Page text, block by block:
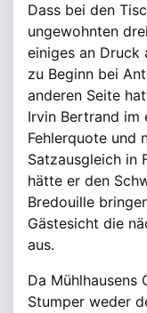
Dass bei den
ungewohnten
einiges an Druck
zu Beginn bei
anderen Seite
Irvin Bertrand im
Fehlerquote und
Satzausgleich in
hätte er den
Bredouille
Gästesicht die
aus.
Da Mühlhausens
Stumper weder